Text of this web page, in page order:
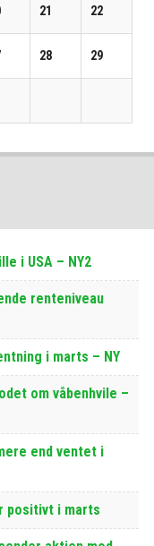
21 22
28 29
i USA – NY2
renteniveau
i marts – NY
om våbenhvile –
end ventet i
positivt i marts